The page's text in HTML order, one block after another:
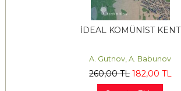
İDEAL KOMÜNİST KENT
A. Gutnov, A. Babunov
260,00TL 182,00 TL